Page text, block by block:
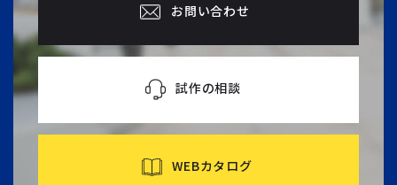
お問い合わせ
試作の相談
WEBカタログ